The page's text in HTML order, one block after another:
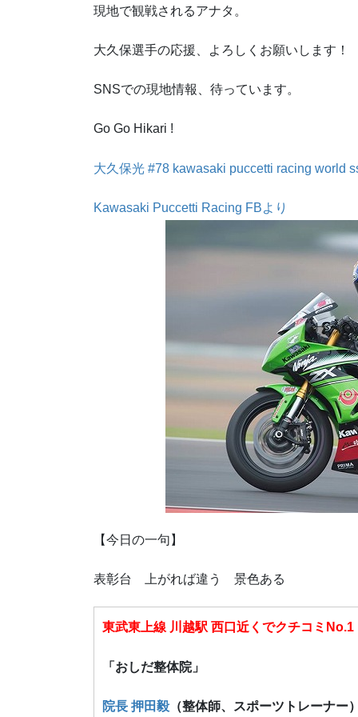
現地で観戦されるアナタ。
大久保選手の応援、よろしくお願いします！
SNSでの現地情報、待っています。
Go Go Hikari !
大久保光 #78 kawasaki puccetti racing world
Kawasaki Puccetti Racing FBより
【今日の一句】
表彰台 上がれば違う 景色ある
東武東上線 川越駅 西口近くでクチコミNo.1
「おしだ整体院」
院長 押田毅 （整体師、スポーツトレーナー